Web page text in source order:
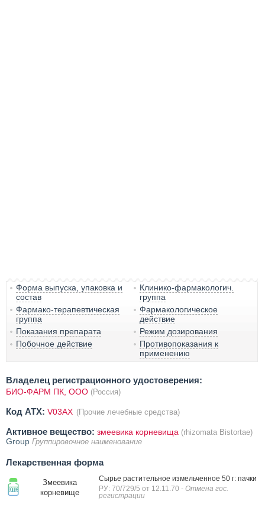
Форма выпуска, упаковка и
состав
Клинико-фармакологич.
группа
Фармако-терапевтическая
группа
Фармакологическое
действие
Показания препарата
Режим дозирования
Побочное действие
Противопоказания к
применению
Владелец регистрационного удостоверения:
БИО-ФАРМ ПК, ООО (Россия)
Код ATX: V03AX (Прочие лечебные средства)
Активное вещество: змеевика корневища (rhizomata Bistortae)
Group Группировочное наименование
Лекарственная форма
Змеевика
корневище
Сырье растительное измельченное 50 г: пачки
РУ: 70/729/5 от 12.11.70 - Отмена гос.
регистрации